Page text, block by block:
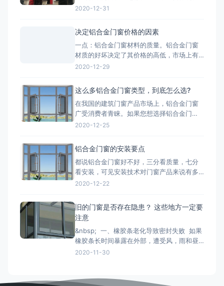
产品质量、技术含量等方面，因此要打造断
路”战略，让断桥铝门窗行业搭建了一个很好
的平台，而“一带一路”战略沿线覆盖了65个
国家，占全球
2020-12-31
决定铝合金门窗价格的因素
一点：铝合金门窗材料的质量。铝合金门窗
材质的好坏决定了其价格的高低，市场上有
两种铝，一种是纯铝，用这种为主材的材质
杂质少、耐腐蚀性和抗氧化性强。 第二点：
铝合金门窗价格也取决于生产工艺。生产工
艺的推行，必须有良好的生
2020-12-29
这么多铝合金门窗类型，到底怎么选?
在我国的建筑门窗产品市场上，铝合金门窗
广受消费者青睐。如果您想选择铝合金门
窗，最好先了解一下铝合金门窗开启形式、
会影响您日后几十年的生活品质。 市面上的
门窗除了常见的木质材料加工制作而成的木
质门窗以外，更为常见的是类似下文
2020-12-25
铝合金门窗的安装要点
都说铝合金门窗好不好，三分看质量，七分
看安装，可见安装技术对门窗产品来说有多
重要。下面小编来和大家简单说一下铝合金
定，门窗调整至横平竖直，再将衔接件与墙
体固定，固定办法按规划要求。固定结实后
即可拔去木楔。在门窗框与墙
2020-12-22
旧的门窗是否存在隐患？ 这些地方一定要
注意
&nbsp; 一、橡胶条老化导致密封失败 如果
橡胶条长时间暴露在外部，遭受风，雨和昼
夜温差的影响，劣质的密封条很容易老化并
金配件的重要活动部件通常是304不锈钢。
2020-11-30